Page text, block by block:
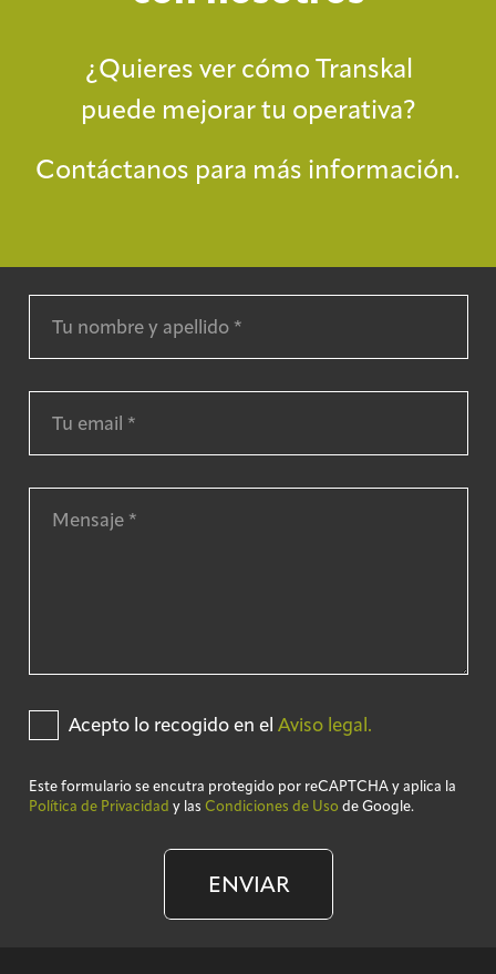
¿Quieres ver cómo Transkal
puede mejorar tu operativa?
Contáctanos para más información.
Acepto lo recogido en el Aviso legal.
Este formulario se encutra protegido por reCAPTCHA y aplica la
Política de Privacidad y las Condiciones de Uso de Google.
ENVIAR